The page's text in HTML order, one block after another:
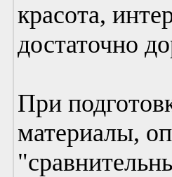
красота,
достаточно
При
материалы,